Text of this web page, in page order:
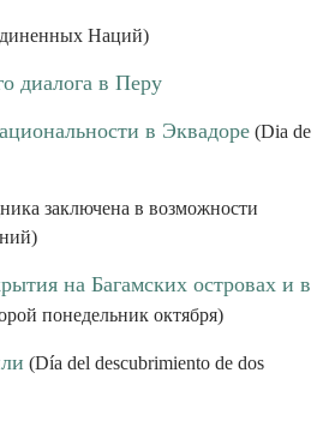
Наций)
диалога в Перу
в Эквадоре (Dia de
заключена в возможности
на Багамских островах и в
понедельник октября)
(Día del descubrimiento de dos